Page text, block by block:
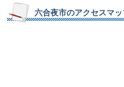
六合夜市のアクセスマ